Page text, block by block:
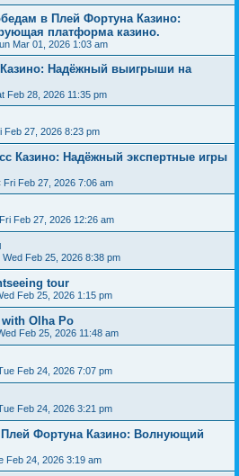
в Плей Фортуна Казино:
платформа казино.
Mar 01, 2026 1:03 am
Надёжный выигрыши на
Feb 28, 2026 11:35 pm
Feb 27, 2026 8:23 pm
Казино: Надёжный экспертные игры
Fri Feb 27, 2026 7:06 am
Fri Feb 27, 2026 12:26 am
Wed Feb 25, 2026 8:38 pm
tour
Feb 25, 2026 1:15 pm
Olha Po
Feb 25, 2026 11:48 am
Feb 24, 2026 7:07 pm
Feb 24, 2026 3:21 pm
Фортуна Казино: Волнующий
Feb 24, 2026 3:19 am